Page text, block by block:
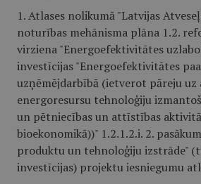
1. Atlases nolikumā "Latvijas
noturības mehānisma plāna 1.2.
virziena "Energoefektivitātes
investīcijas "Energoefektivitātes
uzņēmējdarbībā (ietverot pāreju uz
energoresursu tehnoloģiju
un pētniecības un attīstības
bioekonomikā))" 1.2.1.2.i. 2.
produktu un tehnoloģiju izstrāde"
investīcijas) projektu iesniegumu